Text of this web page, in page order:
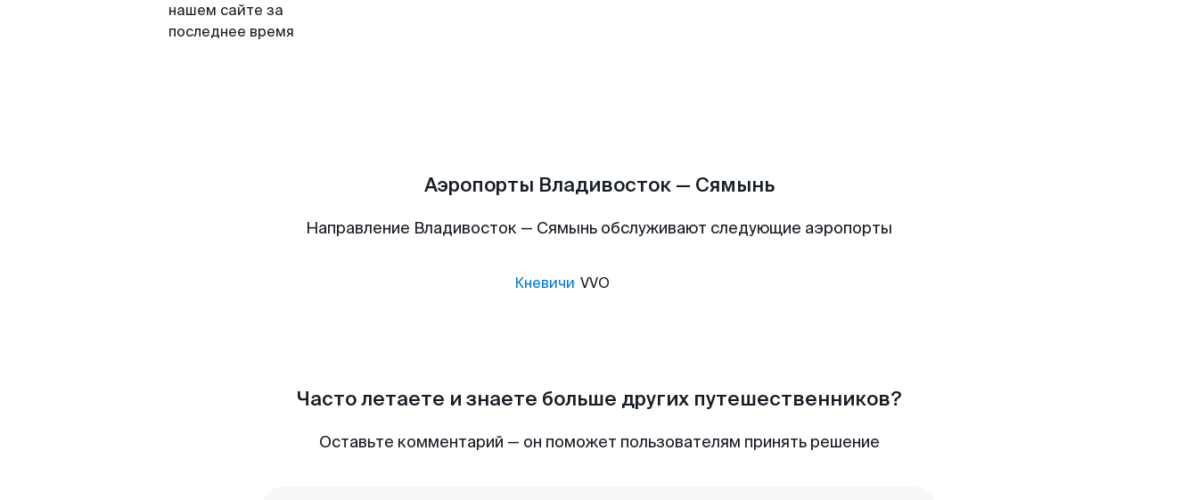
нашем сайте за
последнее время
Аэропорты Владивосток — Сямынь
Направление Владивосток — Сямынь обслуживают следующие аэропорты
Кневичи VVO
Часто летаете и знаете больше других путешественников?
Оставьте комментарий — он поможет пользователям принять решение